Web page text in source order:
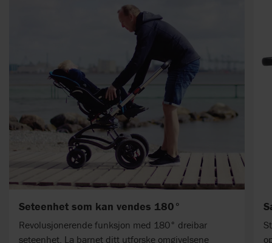
Seteenhet som kan vendes 180°
Revolusjonerende funksjon med 180° dreibar
seteenhet. La barnet ditt utforske omgivelsene